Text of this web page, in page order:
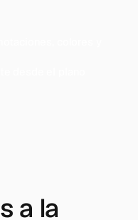
a la